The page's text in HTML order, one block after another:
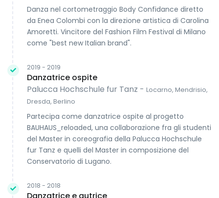
Danza nel cortometraggio Body Confidance diretto
da Enea Colombi con la direzione artistica di Carolina
Amoretti. Vincitore del Fashion Film Festival di Milano
come "best new Italian brand".
2019 - 2019
Danzatrice ospite
Palucca Hochschule fur Tanz - Locarno, Mendrisio,
Dresda, Berlino
Partecipa come danzatrice ospite al progetto
BAUHAUS_reloaded, una collaborazione fra gli studenti
del Master in coreografia della Palucca Hochschule
fur Tanz e quelli del Master in composizione del
Conservatorio di Lugano.
2018 - 2018
Danzatrice e autrice